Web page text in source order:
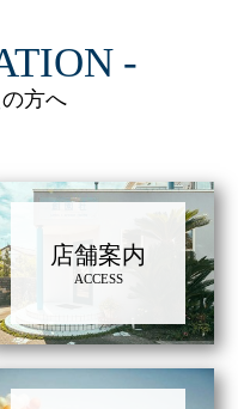
方へ
店舗案内
ACCESS